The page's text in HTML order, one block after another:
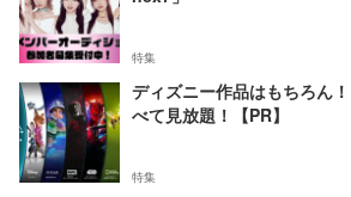
特集
ディズニー作品はもちろん
べて見放題！【PR】
特集